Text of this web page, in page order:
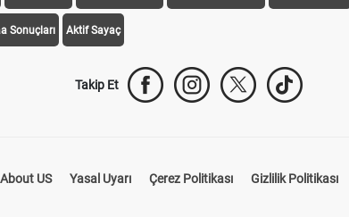
Sonuçları Aktif Sayaç
Takip Et
About US Yasal Uyarı Çerez Politikası Gizlilik Politikası